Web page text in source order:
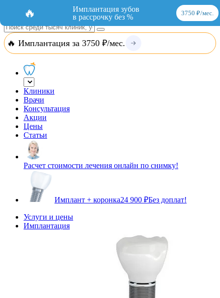
Добавить организациюВход
🔥 Имплантация за 3750 ₽/мес.
Клиники
Врачи
Консультация
Акции
Цены
Статьи
Расчет стоимости лечения онлайн по снимку!
Имплант + коронка24 900 ₽Без доплат!
Услуги и цены
Имплантация
🔥
Имплантация зубов
в рассрочку без %
3750 ₽/мес.